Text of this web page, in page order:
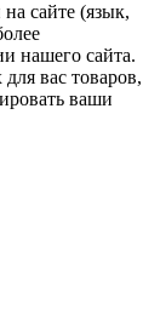
сайте (язык,
нашего сайта.
вас товаров,
ваши